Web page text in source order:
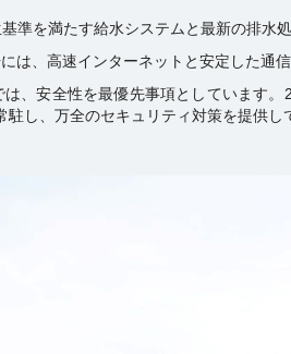
準を満たす給水システムと最新の排水
は、高速インターネットと安定した通
は、安全性を最優先事項としています
し、万全のセキュリティ対策を提供し